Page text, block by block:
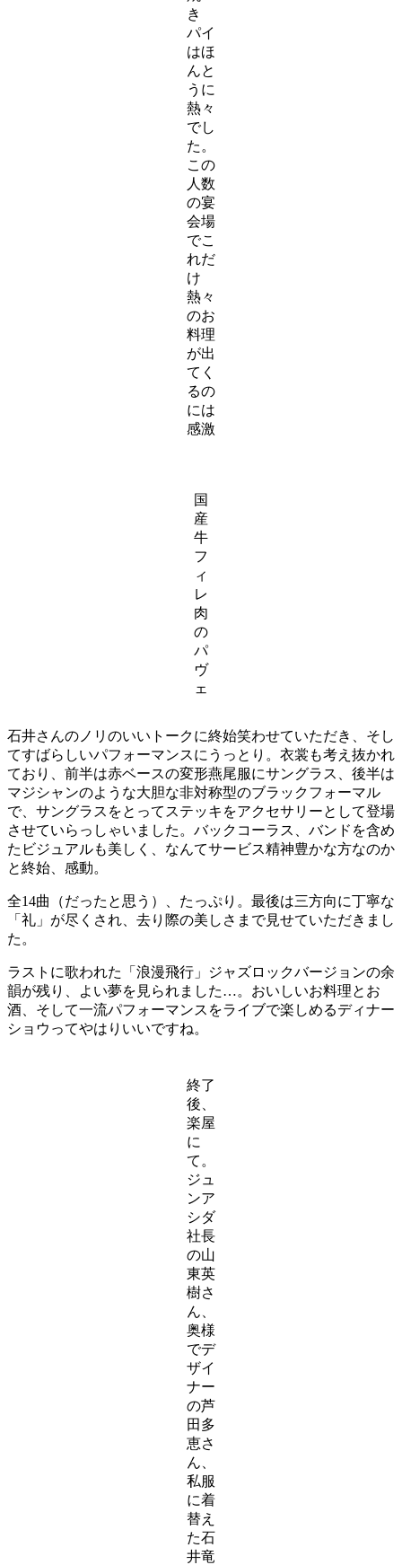
き
パイ
はほ
んと
うに
熱々
でし
た。
この
人数
の宴
会場
でこ
れだ
け
熱々
のお
料理
が出
てく
るの
には
感激
国
産
牛
フ
ィ
レ
肉
の
パ
ヴ
ェ
石井さんのノリのいいトークに終始笑わせていただき、そし
てすばらしいパフォーマンスにうっとり。衣裳も考え抜かれ
ており、前半は赤ベースの変形燕尾服にサングラス、後半は
マジシャンのような大胆な非対称型のブラックフォーマル
で、サングラスをとってステッキをアクセサリーとして登場
させていらっしゃいました。バックコーラス、バンドを含め
たビジュアルも美しく、なんてサービス精神豊かな方なのか
と終始、感動。
全14曲（だったと思う）、たっぷり。最後は三方向に丁寧な
「礼」が尽くされ、去り際の美しさまで見せていただきまし
た。
ラストに歌われた「浪漫飛行」ジャズロックバージョンの余
韻が残り、よい夢を見られました…。おいしいお料理とお
酒、そして一流パフォーマンスをライブで楽しめるディナー
ショウってやはりいいですね。
終了
後、
楽屋
に
て。
ジュ
ンア
シダ
社長
の山
東英
樹さ
ん、
奥様
でデ
ザイ
ナー
の芦
田多
恵さ
ん、
私服
に着
替え
た石
井竜